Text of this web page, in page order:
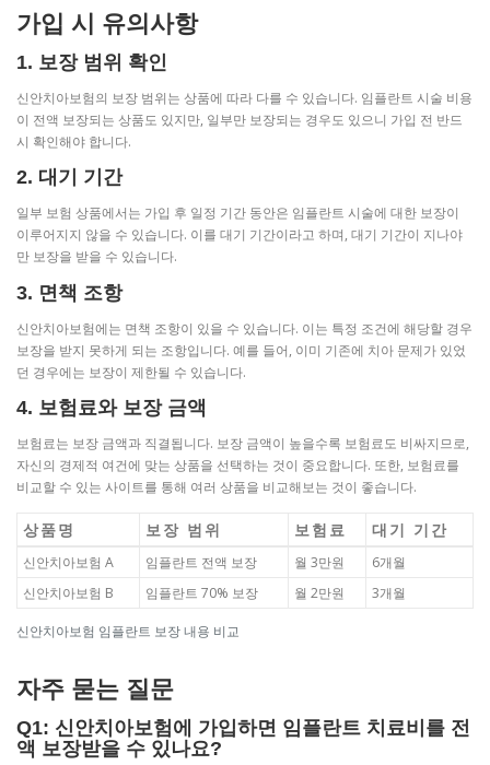
가입 시 유의사항
1. 보장 범위 확인
신안치아보험의 보장 범위는 상품에 따라 다를 수 있습니다. 임플란트 시술 비용
이 전액 보장되는 상품도 있지만, 일부만 보장되는 경우도 있으니 가입 전 반드
시 확인해야 합니다.
2. 대기 기간
일부 보험 상품에서는 가입 후 일정 기간 동안은 임플란트 시술에 대한 보장이
이루어지지 않을 수 있습니다. 이를 대기 기간이라고 하며, 대기 기간이 지나야
만 보장을 받을 수 있습니다.
3. 면책 조항
신안치아보험에는 면책 조항이 있을 수 있습니다. 이는 특정 조건에 해당할 경우
보장을 받지 못하게 되는 조항입니다. 예를 들어, 이미 기존에 치아 문제가 있었
던 경우에는 보장이 제한될 수 있습니다.
4. 보험료와 보장 금액
보험료는 보장 금액과 직결됩니다. 보장 금액이 높을수록 보험료도 비싸지므로,
자신의 경제적 여건에 맞는 상품을 선택하는 것이 중요합니다. 또한, 보험료를
비교할 수 있는 사이트를 통해 여러 상품을 비교해보는 것이 좋습니다.
신안치아보험 임플란트 보장 내용 비교
상품명 보장 범위 보험료 대기 기간
신안치아보험 A 임플란트 전액 보장 월 3만원
6개월
신안치아보험 B
임플란트 70% 보장 월 2만원 3개월
자주 묻는 질문
Q1: 신안치아보험에 가입하면 임플란트 치료비를 전
액 보장받을 수 있나요?